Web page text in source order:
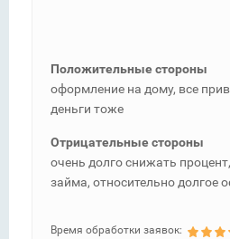
Положительные стороны
оформление на дому, все
деньги тоже
Отрицательные стороны
очень долго снижать
займа, относительно долгое
Время обработки заявок: